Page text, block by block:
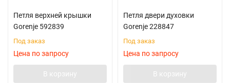
Петля верхней крышки
Gorenje 592839
Под заказ
Цена по запросу
В корзину
Петля двери духовки
Gorenje 228847
Под заказ
Цена по запросу
В корзину